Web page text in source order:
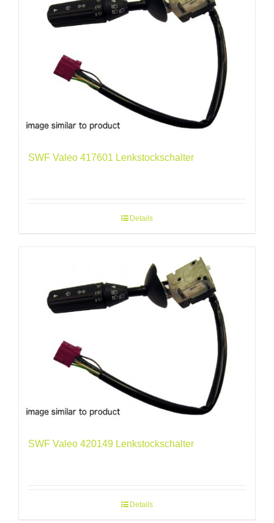
SWF Valeo 417601 Lenkstockschalter
Details
SWF Valeo 420149 Lenkstockschalter
Details